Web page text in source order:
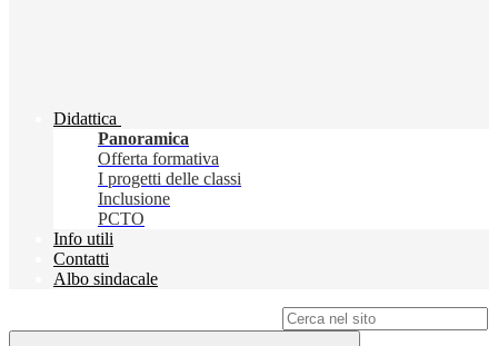
Didattica
Panoramica
Offerta formativa
I progetti delle classi
Inclusione
PCTO
Info utili
Contatti
Albo sindacale